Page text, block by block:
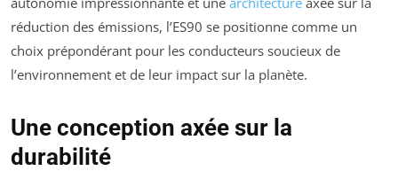
réduction des émissions, l’ES90 se positionne comme un
choix prépondérant pour les conducteurs soucieux de
l’environnement et de leur impact sur la planète.
Une conception axée sur la
durabilité